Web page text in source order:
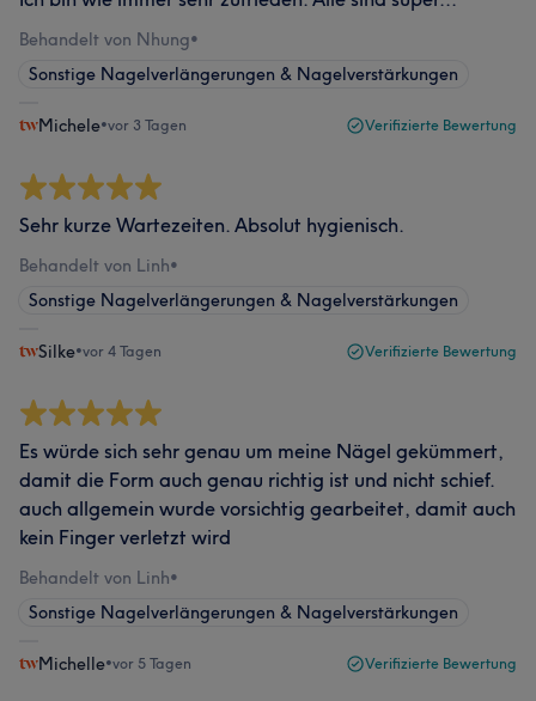
Behandelt von Nhung•
Sonstige Nagelverlängerungen & Nagelverstärkungen
Michele•vor 3 Tagen Verifizierte Bewertung
Sehr kurze Wartezeiten. Absolut hygienisch.
Behandelt von Linh•
Sonstige Nagelverlängerungen & Nagelverstärkungen
Silke•vor 4 Tagen Verifizierte Bewertung
Es würde sich sehr genau um meine Nägel gekümmert,
damit die Form auch genau richtig ist und nicht schief.
auch allgemein wurde vorsichtig gearbeitet, damit auch
kein Finger verletzt wird
Behandelt von Linh•
Sonstige Nagelverlängerungen & Nagelverstärkungen
Michelle•vor 5 Tagen Verifizierte Bewertung